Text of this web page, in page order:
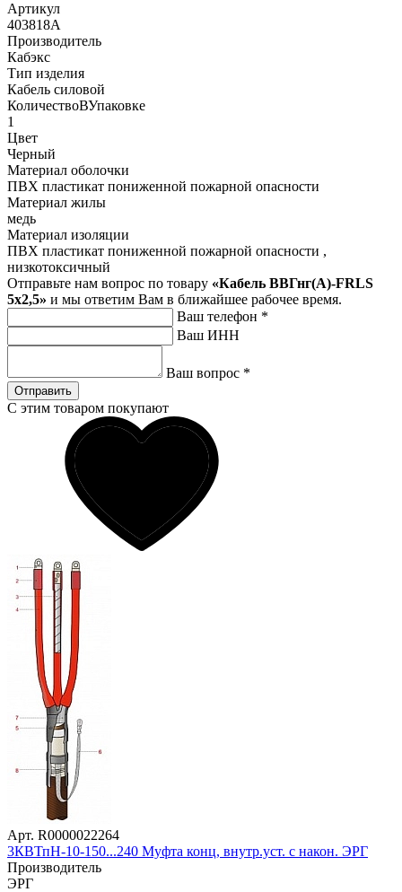
Артикул
403818А
Производитель
Кабэкс
Тип изделия
Кабель силовой
КоличествоВУпаковке
1
Цвет
Черный
Материал оболочки
ПВХ пластикат пониженной пожарной опасности
Материал жилы
медь
Материал изоляции
ПВХ пластикат пониженной пожарной опасности ,
низкотоксичный
Отправьте нам вопрос по товару «Кабель ВВГнг(А)-FRLS
5х2,5» и мы ответим Вам в ближайшее рабочее время.
Ваш телефон *
Ваш ИНН
Ваш вопрос *
Отправить
С этим товаром покупают
Арт. R0000022264
3КВТпН-10-150...240 Муфта конц, внутр.уст. с након. ЭРГ
Производитель
ЭРГ